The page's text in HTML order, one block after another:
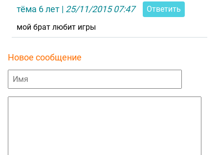
тёма 6 лет | 25/11/2015 07:47
Ответить
мой брат любит игры
Новое сообщение